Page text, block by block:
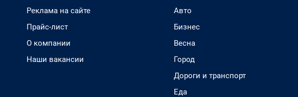
Реклама на сайте
Прайс-лист
О компании
Наши вакансии
Авто
Бизнес
Весна
Город
Дороги и транспорт
Еда